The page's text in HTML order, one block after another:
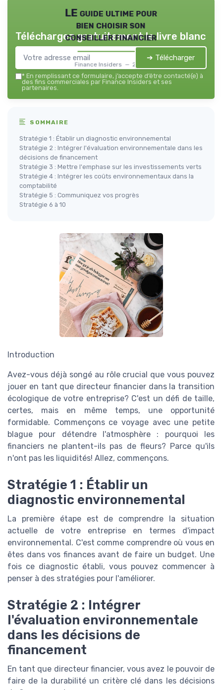
LE guide ultime pour
bien choisir son
conseiller financier
Finance Insiders — 2026
Téléchargez gratuitement le livre blanc
➔ Télécharger
* En remplissant ce formulaire, j’accepte d’être contacté(e) à
des fins commerciales par Finance Insiders et ses
partenaires.
SOMMAIRE
Stratégie 1 : Établir un diagnostic environnemental
Stratégie 2 : Intégrer l'évaluation environnementale dans les
décisions de financement
Stratégie 3 : Mettre l'emphase sur les investissements verts
Stratégie 4 : Intégrer les coûts environnementaux dans la
comptabilité
Stratégie 5 : Communiquez vos progrès
Stratégie 6 à 10
Introduction
Avez-vous déjà songé au rôle crucial que vous pouvez
jouer en tant que directeur financier dans la transition
écologique de votre entreprise? C'est un défi de taille,
certes, mais en même temps, une opportunité
formidable. Commençons ce voyage avec une petite
blague pour détendre l'atmosphère : pourquoi les
financiers ne plantent-ils pas de fleurs? Parce qu'ils
n'ont pas les liquidités! Allez, commençons.
Stratégie 1 : Établir un
diagnostic environnemental
La première étape est de comprendre la situation
actuelle de votre entreprise en termes d'impact
environnemental. C'est comme comprendre où vous en
êtes dans vos finances avant de faire un budget. Une
fois ce diagnostic établi, vous pouvez commencer à
penser à des stratégies pour l'améliorer.
Stratégie 2 : Intégrer
l'évaluation environnementale
dans les décisions de
financement
En tant que directeur financier, vous avez le pouvoir de
faire de la durabilité un critère clé dans les décisions